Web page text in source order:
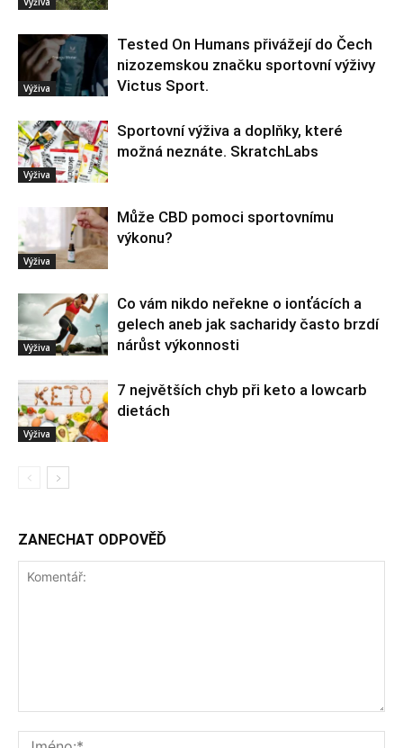
Výživa
Tested On Humans přivážejí do Čech
nizozemskou značku sportovní výživy
Victus Sport.
Výživa
Sportovní výživa a doplňky, které
možná neznáte. SkratchLabs
Výživa
Může CBD pomoci sportovnímu
výkonu?
Výživa
Co vám nikdo neřekne o ionťácích a
gelech aneb jak sacharidy často brzdí
nárůst výkonnosti
Výživa
7 největších chyb při keto a lowcarb
dietách
ZANECHAT ODPOVĚĎ